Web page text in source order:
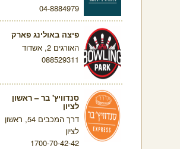
04-8884979
פיצה באולינג פארק
האורגים 2, אשדוד
088529311
סנדוויץ' בר – ראשון
לציון
דרך המכבים 54, ראשון
לציון
1700-70-42-42